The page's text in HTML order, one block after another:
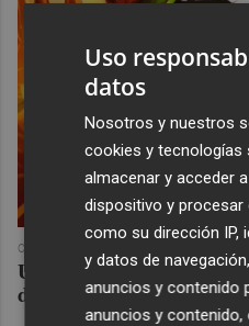
COREPUNK MMORPG
Un verdadero MMORPG de
de antes, pero mejor!
Uso
datos
Nosotros y nuestros
cookies y tecnologías
almacenar y acceder
dispositivo y
como su dirección IP,
y datos de
anuncios y contenido
anuncios y